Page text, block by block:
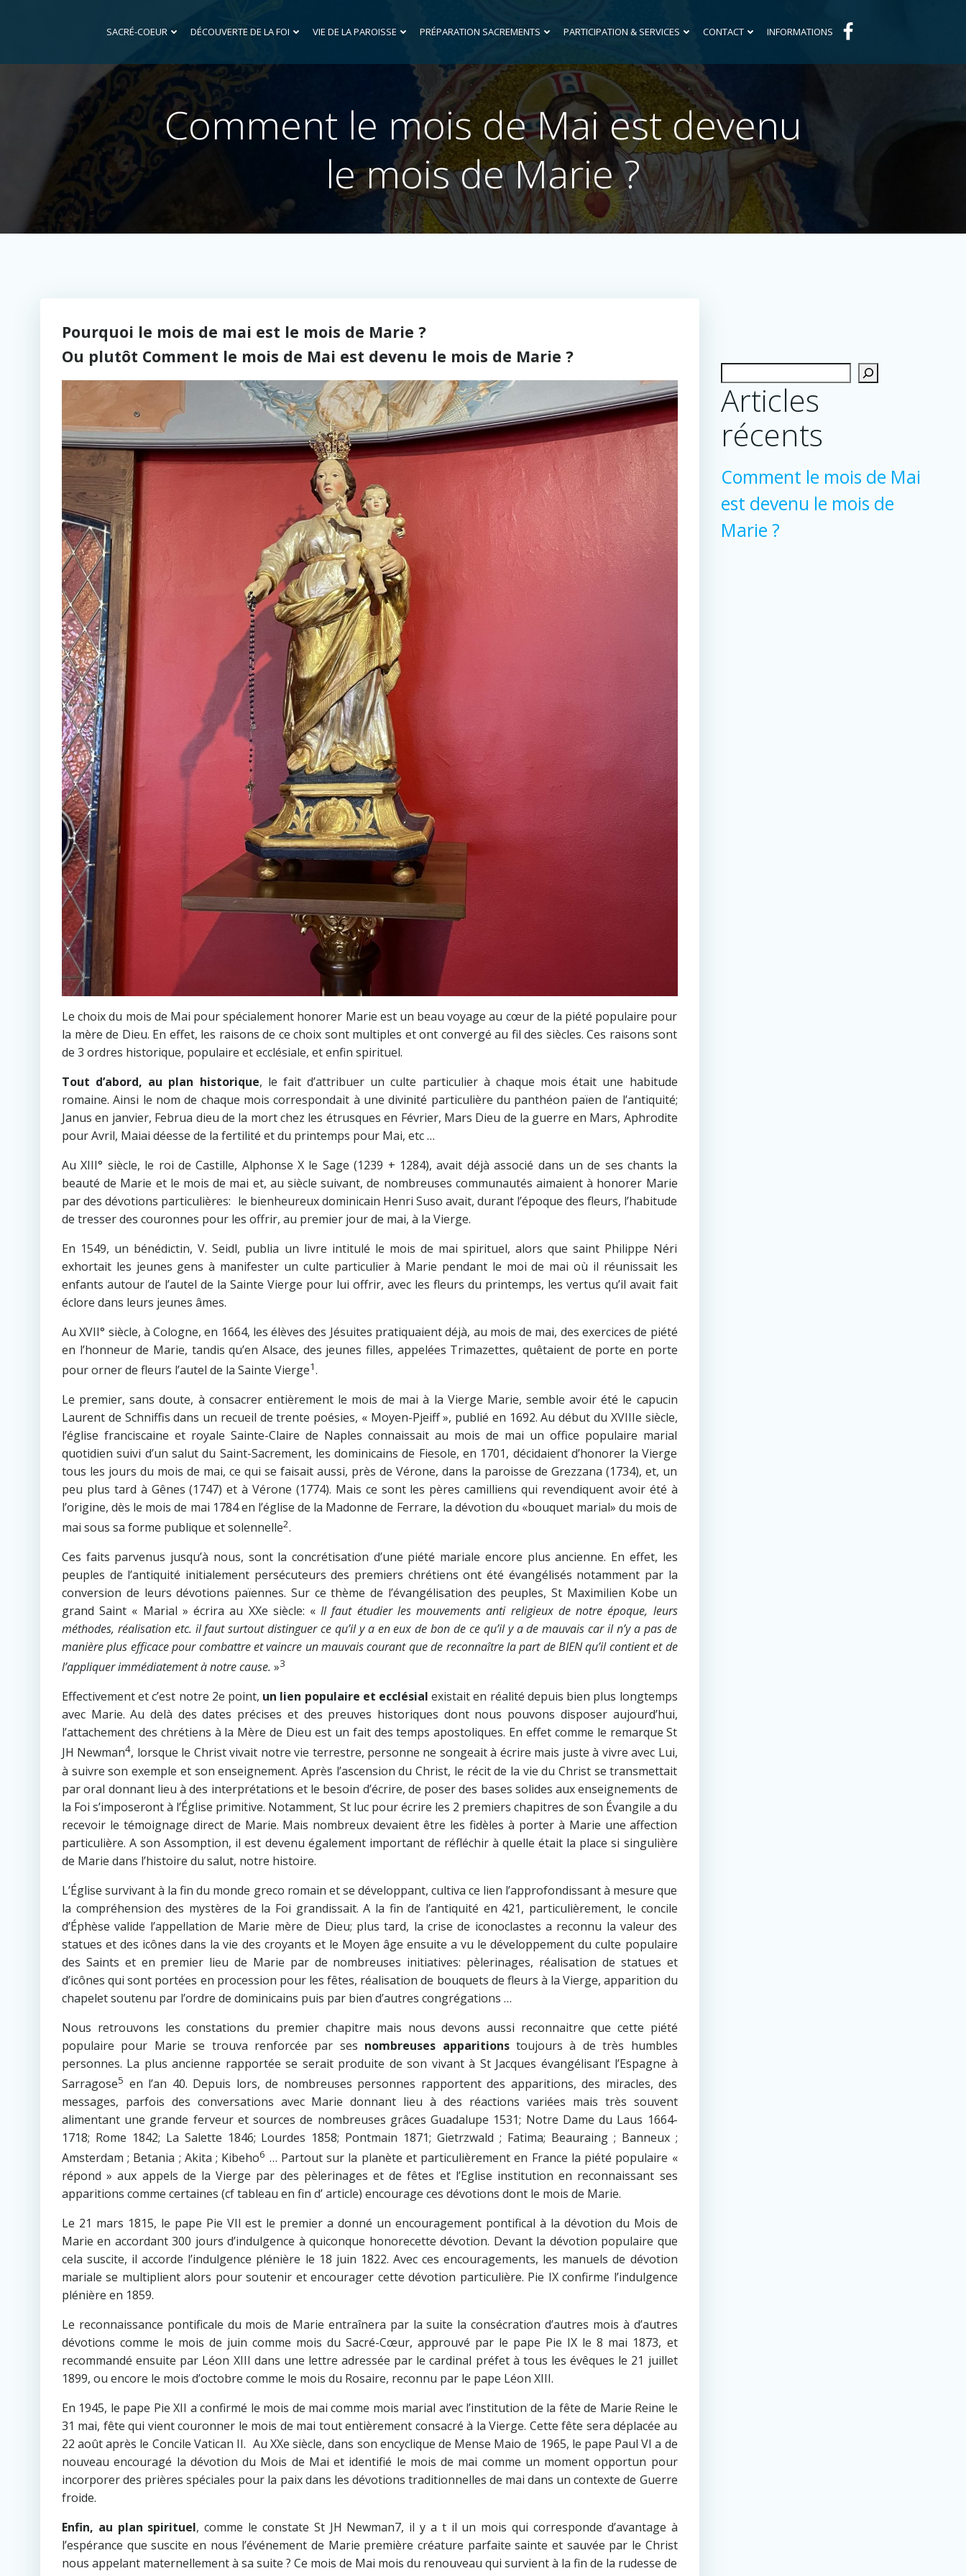
SACRÉ-COEUR DÉCOUVERTE DE LA FOI VIE DE LA PAROISSE PRÉPARATION SACREMENTS PARTICIPATION & SERVICES CONTACT INFORMATIONS
Comment le mois de Mai est devenu
le mois de Marie ?
Pourquoi le mois de mai est le mois de Marie ?
Ou plutôt Comment le mois de Mai est devenu le mois de Marie ?
Le choix du mois de Mai pour spécialement honorer Marie est un beau voyage au cœur de la piété populaire pour
la mère de Dieu. En effet, les raisons de ce choix sont multiples et ont convergé au fil des siècles. Ces raisons sont
de 3 ordres historique, populaire et ecclésiale, et enfin spirituel.
Tout d’abord, au plan historique, le fait d’attribuer un culte particulier à chaque mois était une habitude
romaine. Ainsi le nom de chaque mois correspondait à une divinité particulière du panthéon païen de l’antiquité;
Janus en janvier, Februa dieu de la mort chez les étrusques en Février, Mars Dieu de la guerre en Mars, Aphrodite
pour Avril, Maiai déesse de la fertilité et du printemps pour Mai, etc …
Au XIII° siècle, le roi de Castille, Alphonse X le Sage (1239 + 1284), avait déjà associé dans un de ses chants la
beauté de Marie et le mois de mai et, au siècle suivant, de nombreuses communautés aimaient à honorer Marie
par des dévotions particulières: le bienheureux dominicain Henri Suso avait, durant l’époque des fleurs, l’habitude
de tresser des couronnes pour les offrir, au premier jour de mai, à la Vierge.
En 1549, un bénédictin, V. Seidl, publia un livre intitulé le mois de mai spirituel, alors que saint Philippe Néri
exhortait les jeunes gens à manifester un culte particulier à Marie pendant le moi de mai où il réunissait les
enfants autour de l’autel de la Sainte Vierge pour lui offrir, avec les fleurs du printemps, les vertus qu’il avait fait
éclore dans leurs jeunes âmes.
Au XVII° siècle, à Cologne, en 1664, les élèves des Jésuites pratiquaient déjà, au mois de mai, des exercices de piété
en l’honneur de Marie, tandis qu’en Alsace, des jeunes filles, appelées Trimazettes, quêtaient de porte en porte
pour orner de fleurs l’autel de la Sainte Vierge1.
Le premier, sans doute, à consacrer entièrement le mois de mai à la Vierge Marie, semble avoir été le capucin
Laurent de Schniffis dans un recueil de trente poésies, « Moyen-Pjeiff », publié en 1692. Au début du XVIIIe siècle,
l’église franciscaine et royale Sainte-Claire de Naples connaissait au mois de mai un office populaire marial
quotidien suivi d’un salut du Saint-Sacrement, les dominicains de Fiesole, en 1701, décidaient d’honorer la Vierge
tous les jours du mois de mai, ce qui se faisait aussi, près de Vérone, dans la paroisse de Grezzana (1734), et, un
peu plus tard à Gênes (1747) et à Vérone (1774). Mais ce sont les pères camilliens qui revendiquent avoir été à
l’origine, dès le mois de mai 1784 en l’église de la Madonne de Ferrare, la dévotion du «bouquet marial» du mois de
mai sous sa forme publique et solennelle2.
Ces faits parvenus jusqu’à nous, sont la concrétisation d’une piété mariale encore plus ancienne. En effet, les
peuples de l’antiquité initialement persécuteurs des premiers chrétiens ont été évangélisés notamment par la
conversion de leurs dévotions païennes. Sur ce thème de l’évangélisation des peuples, St Maximilien Kobe un
grand Saint « Marial » écrira au XXe siècle: «Il faut étudier les mouvements anti religieux de notre époque, leurs
méthodes, réalisation etc. il faut surtout distinguer ce qu’il y a en eux de bon de ce qu’il y a de mauvais car il n’y a pas de
manière plus efficace pour combattre et vaincre un mauvais courant que de reconnaître la part de BIEN qu’il contient et de
l’appliquer immédiatement à notre cause. »3
Effectivement et c’est notre 2e point, un lien populaire et ecclésial existait en réalité depuis bien plus longtemps
avec Marie. Au delà des dates précises et des preuves historiques dont nous pouvons disposer aujourd’hui,
l’attachement des chrétiens à la Mère de Dieu est un fait des temps apostoliques. En effet comme le remarque St
JH Newman4, lorsque le Christ vivait notre vie terrestre, personne ne songeait à écrire mais juste à vivre avec Lui,
à suivre son exemple et son enseignement. Après l’ascension du Christ, le récit de la vie du Christ se transmettait
par oral donnant lieu à des interprétations et le besoin d’écrire, de poser des bases solides aux enseignements de
la Foi s’imposeront à l’Église primitive. Notamment, St luc pour écrire les 2 premiers chapitres de son Évangile a du
recevoir le témoignage direct de Marie. Mais nombreux devaient être les fidèles à porter à Marie une affection
particulière. A son Assomption, il est devenu également important de réfléchir à quelle était la place si singulière
de Marie dans l’histoire du salut, notre histoire.
L’Église survivant à la fin du monde greco romain et se développant, cultiva ce lien l’approfondissant à mesure que
la compréhension des mystères de la Foi grandissait. A la fin de l’antiquité en 421, particulièrement, le concile
d’Éphèse valide l’appellation de Marie mère de Dieu; plus tard, la crise de iconoclastes a reconnu la valeur des
statues et des icônes dans la vie des croyants et le Moyen âge ensuite a vu le développement du culte populaire
des Saints et en premier lieu de Marie par de nombreuses initiatives: pèlerinages, réalisation de statues et
d’icônes qui sont portées en procession pour les fêtes, réalisation de bouquets de fleurs à la Vierge, apparition du
chapelet soutenu par l’ordre de dominicains puis par bien d’autres congrégations …
Nous retrouvons les constations du premier chapitre mais nous devons aussi reconnaitre que cette piété
populaire pour Marie se trouva renforcée par ses nombreuses apparitionstoujours à de très humbles
personnes. La plus ancienne rapportée se serait produite de son vivant à St Jacques évangélisant l’Espagne à
Sarragose5 en l’an 40. Depuis lors, de nombreuses personnes rapportent des apparitions, des miracles, des
messages, parfois des conversations avec Marie donnant lieu à des réactions variées mais très souvent
alimentant une grande ferveur et sources de nombreuses grâces Guadalupe 1531; Notre Dame du Laus 1664-
1718; Rome 1842; La Salette 1846; Lourdes 1858; Pontmain 1871; Gietrzwald ; Fatima; Beauraing ; Banneux ;
Amsterdam ; Betania ; Akita ; Kibeho6 … Partout sur la planète et particulièrement en France la piété populaire «
répond » aux appels de la Vierge par des pèlerinages et de fêtes et l’Eglise institution en reconnaissant ses
apparitions comme certaines (cf tableau en fin d’ article) encourage ces dévotions dont le mois de Marie.
Le 21 mars 1815, le pape Pie VII est le premier a donné un encouragement pontifical à la dévotion du Mois de
Marie en accordant 300 jours d’indulgence à quiconque honorecette dévotion. Devant la dévotion populaire que
cela suscite, il accorde l’indulgence plénière le 18 juin 1822. Avec ces encouragements, les manuels de dévotion
mariale se multiplient alors pour soutenir et encourager cette dévotion particulière. Pie IX confirme l’indulgence
plénière en 1859.
Le reconnaissance pontificale du mois de Marie entraînera par la suite la consécration d’autres mois à d’autres
dévotions comme le mois de juin comme mois du Sacré-Cœur, approuvé par le pape Pie IX le 8 mai 1873, et
recommandé ensuite par Léon XIII dans une lettre adressée par le cardinal préfet à tous les évêques le 21 juillet
1899, ou encore le mois d’octobre comme le mois du Rosaire, reconnu par le pape Léon XIII.
En 1945, le pape Pie XII a confirmé le mois de mai comme mois marial avec l’institution de la fête de Marie Reine le
31 mai, fête qui vient couronner le mois de mai tout entièrement consacré à la Vierge. Cette fête sera déplacée au
22 août après le Concile Vatican II. Au XXe siècle, dans son encyclique de Mense Maio de 1965, le pape Paul VI a de
nouveau encouragé la dévotion du Mois de Mai et identifié le mois de mai comme un moment opportun pour
incorporer des prières spéciales pour la paix dans les dévotions traditionnelles de mai dans un contexte de Guerre
froide.
Enfin, au plan spirituel, comme le constate St JH Newman7, il y a t il un mois qui corresponde d’avantage à
l’espérance que suscite en nous l’événement de Marie première créature parfaite sainte et sauvée par le Christ
nous appelant maternellement à sa suite ? Ce mois de Mai mois du renouveau qui survient à la fin de la rudesse de
Articles
récents
Comment le mois de Mai
est devenu le mois de
Marie ?